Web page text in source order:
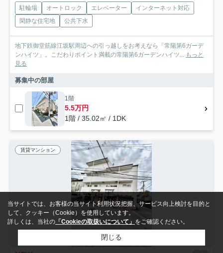
駐輪場 オートロック エレベーター
インターネット対応
閑静な住宅地
公共下水
地下鉄御堂筋線江坂駅周辺への引っ越しをお考えなら「常陽第6ガーデ
ンハイツ」。こだわりポイント満載の常陽第6ガーデンハイツ...
もっと
見る
募集中の部屋
1階
5.5万円
1階 / 35.02㎡ / 1DK
賃貸マンション
当サイトでは、お客様の当サイト利用状況把握、サービス向上検討を目的と
して、クッキー（Cookie）を使用しています。
詳しくは、当社の 「Cookieの取扱いについて」 をご確認ください。
閉じる